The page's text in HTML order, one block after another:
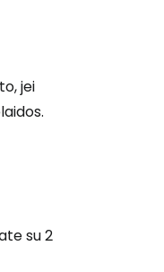
jei
su 2